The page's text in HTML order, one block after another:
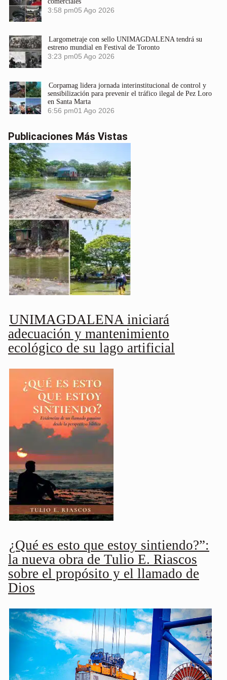
3:58 pm05 Ago 2026
Largometraje con sello UNIMAGDALENA tendrá su
estreno mundial en Festival de Toronto
3:23 pm05 Ago 2026
Corpamag lidera jornada interinstitucional de control y
sensibilización para prevenir el tráfico ilegal de Pez Loro
en Santa Marta
6:56 pm01 Ago 2026
Publicaciones Más Vistas
UNIMAGDALENA iniciará
adecuación y mantenimiento
ecológico de su lago artificial
¿Qué es esto que estoy sintiendo?”:
la nueva obra de Tulio E. Riascos
sobre el propósito y el llamado de
Dios